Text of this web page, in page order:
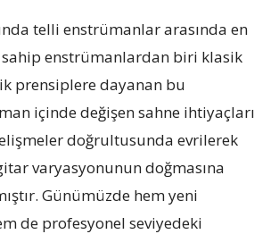
telli enstrümanlar arasında en
enstrümanlardan biri klasik
prensiplere dayanan bu
içinde değişen sahne ihtiyaçları
doğrultusunda evrilerek
varyasyonunun doğmasına
Günümüzde hem yeni
de profesyonel seviyedeki